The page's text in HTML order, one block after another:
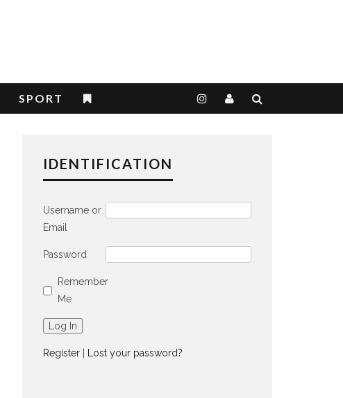
SPORT
IDENTIFICATION
Username or
Email
Password
Remember
Me
Register Lost your password?